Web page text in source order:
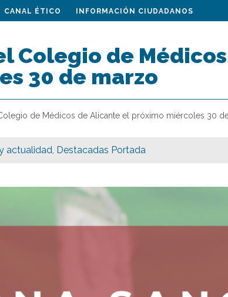
CANAL ÉTICO INFORMACIÓN CIUDADANOS
Colegio de
30 de marzo
de Médicos de Alicante el próximo miércoles 30
actualidad, Destacadas Portada